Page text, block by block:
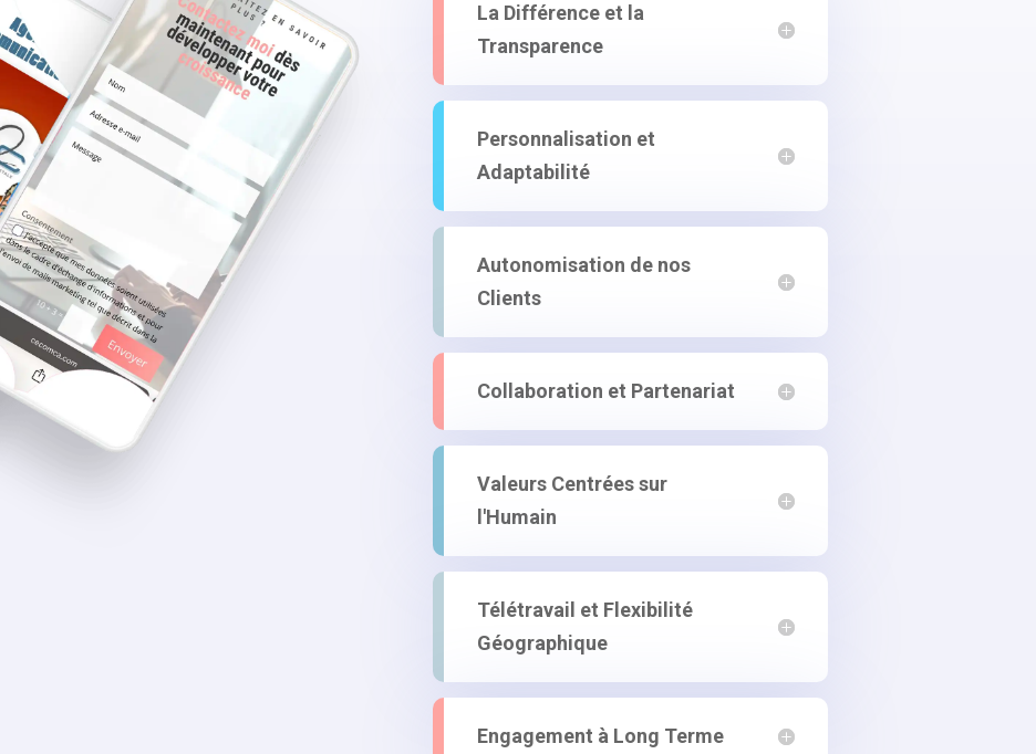
La Différence et la
Transparence
Personnalisation et
Adaptabilité
Autonomisation de nos
Clients
Collaboration et Partenariat
Valeurs Centrées sur
l'Humain
Télétravail et Flexibilité
Géographique
Engagement à Long Terme